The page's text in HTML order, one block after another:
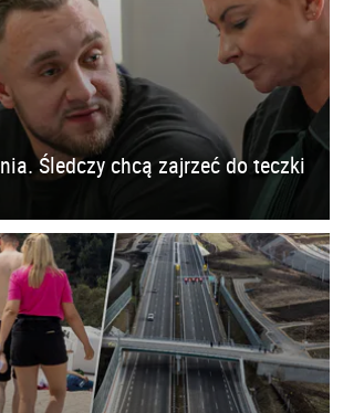
Śledczy chcą zajrzeć do teczki